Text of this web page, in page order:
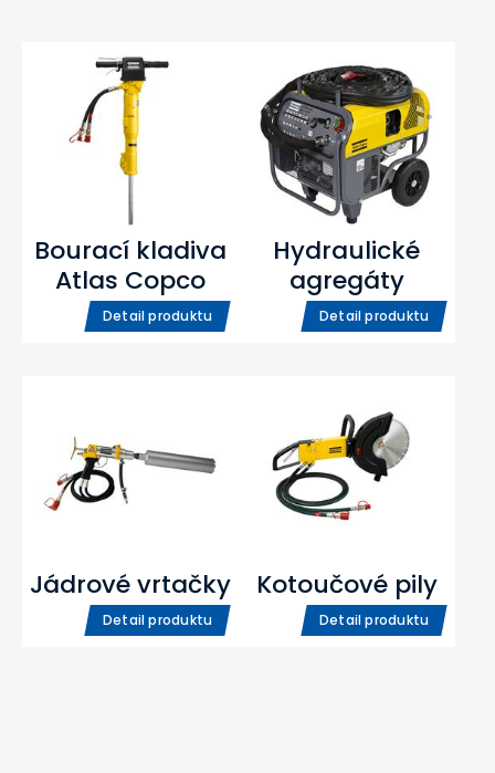
Bourací kladiva
Atlas Copco
Detail produktu
Hydraulické
agregáty
Detail produktu
Jádrové vrtačky
Detail produktu
Kotoučové pily
Detail produktu